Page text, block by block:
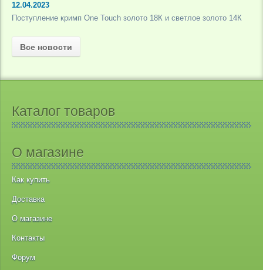
12.04.2023
Поступление кримп One Touch золото 18К и светлое золото 14К
Все новости
Каталог товаров
О магазине
Как купить
Доставка
О магазине
Контакты
Форум